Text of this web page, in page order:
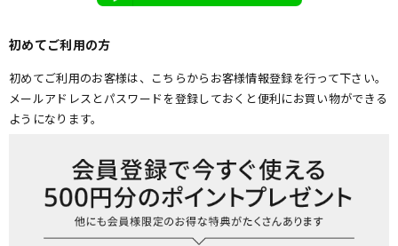
初めてご利用の方
初めてご利用のお客様は、こちらからお客様情報登録を行って下さい。
メールアドレスとパスワードを登録しておくと便利にお買い物ができる
ようになります。